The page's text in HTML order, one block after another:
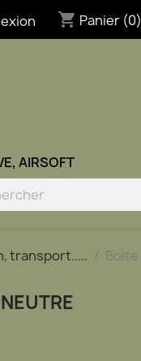
shopping_cart Panier (0)
AIRSOFT
transport.....
Boîte